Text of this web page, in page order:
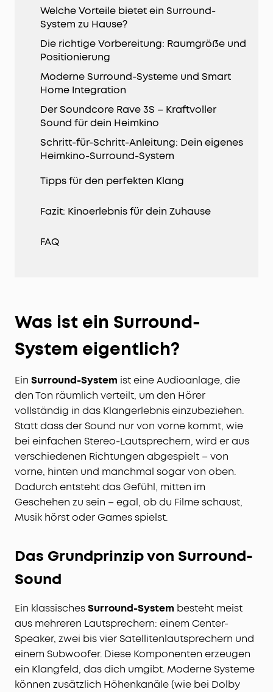
Welche Vorteile bietet ein Surround-
System zu Hause?
Die richtige Vorbereitung: Raumgröße und
Positionierung
Moderne Surround-Systeme und Smart
Home Integration
Der Soundcore Rave 3S – Kraftvoller
Sound für dein Heimkino
Schritt-für-Schritt-Anleitung: Dein eigenes
Heimkino-Surround-System
Tipps für den perfekten Klang
Fazit: Kinoerlebnis für dein Zuhause
FAQ
Was ist ein Surround-
System eigentlich?
Ein Surround-System ist eine Audioanlage, die
den Ton räumlich verteilt, um den Hörer
vollständig in das Klangerlebnis einzubeziehen.
Statt dass der Sound nur von vorne kommt, wie
bei einfachen Stereo-Lautsprechern, wird er aus
verschiedenen Richtungen abgespielt – von
vorne, hinten und manchmal sogar von oben.
Dadurch entsteht das Gefühl, mitten im
Geschehen zu sein – egal, ob du Filme schaust,
Musik hörst oder Games spielst.
Das Grundprinzip von Surround-
Sound
Ein klassischesSurround-System besteht meist
aus mehreren Lautsprechern: einem Center-
Speaker, zwei bis vier Satellitenlautsprechern und
einem Subwoofer. Diese Komponenten erzeugen
ein Klangfeld, das dich umgibt. Moderne Systeme
können zusätzlich Höhenkanäle (wie bei Dolby